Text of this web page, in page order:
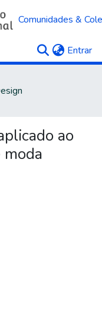
Comunidades &
Entrar
ao